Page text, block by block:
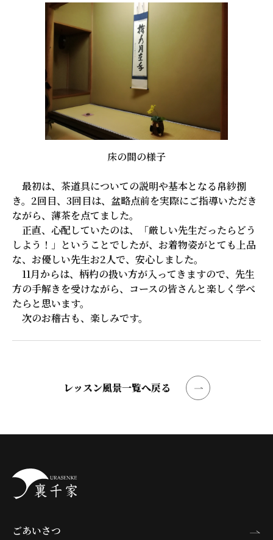
床の間の様子
最初は、茶道具についての説明や基本となる帛紗捌
き。2回目、3回目は、盆略点前を実際にご指導いただき
ながら、薄茶を点てました。
正直、心配していたのは、「厳しい先生だったらどう
しよう！」ということでしたが、お着物姿がとても上品
な、お優しい先生お2人で、安心しました。
11月からは、柄杓の扱い方が入ってきますので、先生
方の手解きを受けながら、コースの皆さんと楽しく学べ
たらと思います。
次のお稽古も、楽しみです。
レッスン風景一覧へ戻る
ごあいさつ